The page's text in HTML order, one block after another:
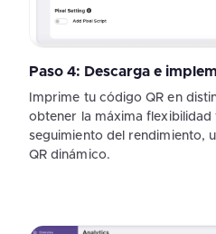
Paso 4: Descarga e
Imprime tu código QR en
obtener la máxima flexibilidad
seguimiento del rendimiento,
QR dinámico.